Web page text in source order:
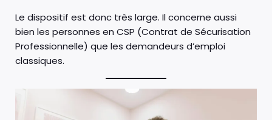
Le dispositif est donc très large. Il concerne aussi
bien les personnes en CSP (Contrat de Sécurisation
Professionnelle) que les demandeurs d’emploi
classiques.